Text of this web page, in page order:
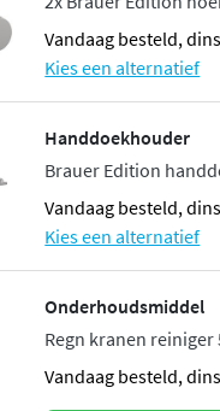
vandaag besteld,
Kies een alternatief
Handdoekhouder
Brauer Edition
vandaag besteld,
Kies een alternatief
Onderhoudsmiddel
Regn kranen reiniger
vandaag besteld,